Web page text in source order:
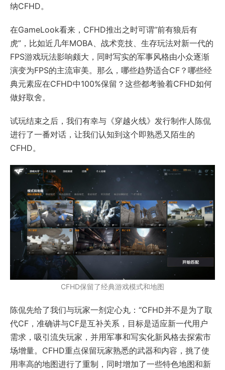
纳CFHD。
在GameLook看来，CFHD推出之时可谓“前有狼后有
虎”，比如近几年MOBA、战术竞技、生存玩法对新一代的
FPS游戏玩法影响颇大，同时写实的军事风格由小众逐渐
演变为FPS的主流审美。那么，哪些趋势适合CF？哪些经
典元素应在CFHD中100%保留？这些都考验着CFHD如何
做好取舍。
试玩结束之后，我们有幸与《穿越火线》发行制作人陈侃
进行了一番对话，让我们认知到这个即熟悉又陌生的
CFHD。
CFHD保留了经典游戏模式和地图
陈侃先给了我们与玩家一剂定心丸：“CFHD并不是为了取
代CF，准确讲与CF是互补关系，目标是适应新一代用户
需求，吸引流失玩家，并用军事和写实化新风格去探索市
场增量。CFHD重点保留玩家熟悉的武器和内容，挑了使
用率高的地图进行了重制，同时增加了一些特色地图和新